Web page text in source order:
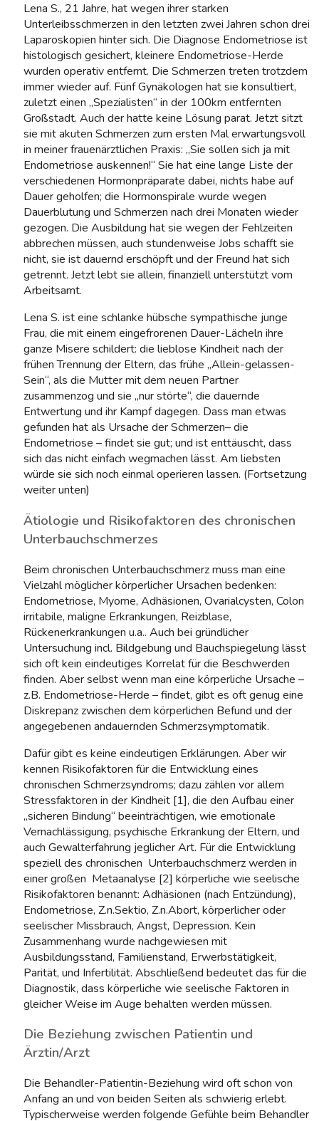
Lena S., 21 Jahre, hat wegen ihrer starken
Unterleibsschmerzen in den letzten zwei Jahren schon drei
Laparoskopien hinter sich. Die Diagnose Endometriose ist
histologisch gesichert, kleinere Endometriose-Herde
wurden operativ entfernt. Die Schmerzen treten trotzdem
immer wieder auf. Fünf Gynäkologen hat sie konsultiert,
zuletzt einen „Spezialisten“ in der 100km entfernten
Großstadt. Auch der hatte keine Lösung parat. Jetzt sitzt
sie mit akuten Schmerzen zum ersten Mal erwartungsvoll
in meiner frauenärztlichen Praxis: „Sie sollen sich ja mit
Endometriose auskennen!“ Sie hat eine lange Liste der
verschiedenen Hormonpräparate dabei, nichts habe auf
Dauer geholfen; die Hormonspirale wurde wegen
Dauerblutung und Schmerzen nach drei Monaten wieder
gezogen. Die Ausbildung hat sie wegen der Fehlzeiten
abbrechen müssen, auch stundenweise Jobs schafft sie
nicht, sie ist dauernd erschöpft und der Freund hat sich
getrennt. Jetzt lebt sie allein, finanziell unterstützt vom
Arbeitsamt.
Lena S. ist eine schlanke hübsche sympathische junge
Frau, die mit einem eingefrorenen Dauer-Lächeln ihre
ganze Misere schildert: die lieblose Kindheit nach der
frühen Trennung der Eltern, das frühe „Allein-gelassen-
Sein“, als die Mutter mit dem neuen Partner
zusammenzog und sie „nur störte“, die dauernde
Entwertung und ihr Kampf dagegen. Dass man etwas
gefunden hat als Ursache der Schmerzen– die
Endometriose – findet sie gut; und ist enttäuscht, dass
sich das nicht einfach wegmachen lässt. Am liebsten
würde sie sich noch einmal operieren lassen. (Fortsetzung
weiter unten)
Ätiologie und Risikofaktoren des chronischen
Unterbauchschmerzes
Beim chronischen Unterbauchschmerz muss man eine
Vielzahl möglicher körperlicher Ursachen bedenken:
Endometriose, Myome, Adhäsionen, Ovarialcysten, Colon
irritabile, maligne Erkrankungen, Reizblase,
Rückenerkrankungen u.a.. Auch bei gründlicher
Untersuchung incl. Bildgebung und Bauchspiegelung lässt
sich oft kein eindeutiges Korrelat für die Beschwerden
finden. Aber selbst wenn man eine körperliche Ursache –
z.B. Endometriose-Herde – findet, gibt es oft genug eine
Diskrepanz zwischen dem körperlichen Befund und der
angegebenen andauernden Schmerzsymptomatik.
Dafür gibt es keine eindeutigen Erklärungen. Aber wir
kennen Risikofaktoren für die Entwicklung eines
chronischen Schmerzsyndroms; dazu zählen vor allem
Stressfaktoren in der Kindheit [1], die den Aufbau einer
„sicheren Bindung“ beeinträchtigen, wie emotionale
Vernachlässigung, psychische Erkrankung der Eltern, und
auch Gewalterfahrung jeglicher Art. Für die Entwicklung
speziell des chronischen Unterbauchschmerz werden in
einer großen Metaanalyse [2] körperliche wie seelische
Risikofaktoren benannt: Adhäsionen (nach Entzündung),
Endometriose, Z.n.Sektio, Z.n.Abort, körperlicher oder
seelischer Missbrauch, Angst, Depression. Kein
Zusammenhang wurde nachgewiesen mit
Ausbildungsstand, Familienstand, Erwerbstätigkeit,
Parität, und Infertilität. Abschließend bedeutet das für die
Diagnostik, dass körperliche wie seelische Faktoren in
gleicher Weise im Auge behalten werden müssen.
Die Beziehung zwischen Patientin und
Ärztin/Arzt
Die Behandler-Patientin-Beziehung wird oft schon von
Anfang an und von beiden Seiten als schwierig erlebt.
Typischerweise werden folgende Gefühle beim Behandler